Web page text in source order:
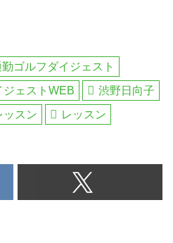
ゴルフダイジェスト
ジェストWEB
渋野日向子
ッスン
レッスン